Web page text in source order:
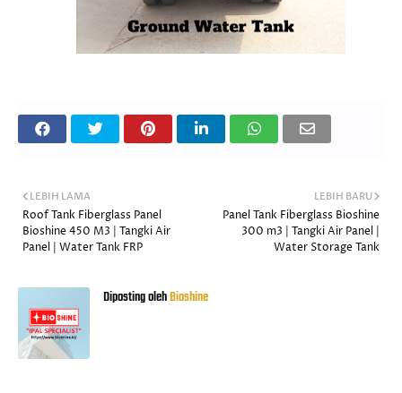
LEBIH BARU
Panel Tank Fiberglass Bioshine
300 m3 | Tangki Air Panel |
Water Storage Tank
LEBIH LAMA
Roof Tank Fiberglass Panel
Bioshine 450 M3 | Tangki Air
Panel | Water Tank FRP
Diposting olehBioshine